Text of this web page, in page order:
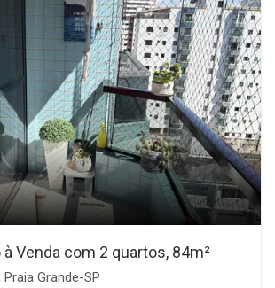
Venda com 2 quartos, 84m²
Praia Grande-SP